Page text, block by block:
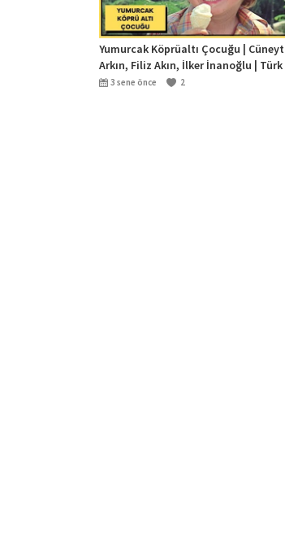
Yumurcak Köprüaltı Çocuğu | Cüneyt
Arkın, Filiz Akın, İlker İnanoğlu | Türk
Filmi | Full HD
3 sene önce 2